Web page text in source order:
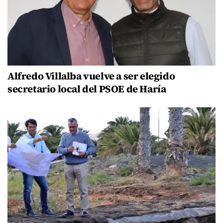
Alfredo Villalba vuelve a ser elegido
secretario local del PSOE de Haría